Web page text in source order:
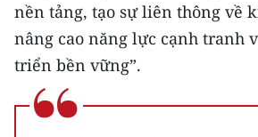
Chuyên trang TP. Hồ Chí Minh
CHUYÊN ĐỀ
CÁC CHUYÊN TRANG
nền tảng, tạo sự liên thông về
nâng cao năng lực cạnh tranh
triển bền vững”.